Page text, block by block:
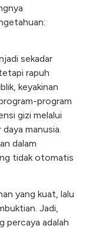
sekadar
rapuh
keyakinan
program
gizi melalui
manusia.
dalam
tidak otomatis
yang kuat, lalu
Jadi,
percaya adalah